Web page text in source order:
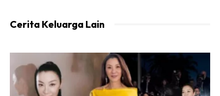
Kalau barang tu lambat sampai sedikit, kita sebagai
pelanggan janganlah marah, bukan niat mereka
sebenarnya untuk melambat-lambatkan penghantara,.
Cerita Keluarga Lain